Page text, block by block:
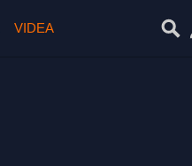
VIDEA